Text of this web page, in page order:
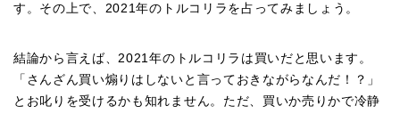
す。その上で、2021年のトルコリラを占ってみましょう。
結論から言えば、2021年のトルコリラは買いだと思います。
「さんざん買い煽りはしないと言っておきながらなんだ！？」
とお叱りを受けるかも知れません。ただ、買いか売りかで冷静